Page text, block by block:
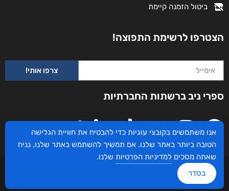
ביטול הזמנה קיימת
הצטרפו לרשימת התפוצה!
צרפו אותי!
ספרי ניב ברשתות החברתיות
עיצוב ובניית האתר: ספרי ניב © כל הזכויות שמורות. בוקסאי טכנולוגיות בע"מ שד אבא
אנו משתמשים בקובצי עוגיות כדי להבטיח את חוויית הגלישה
הטובה ביותר באתר שלנו. אם תמשיך להשתמש באתר שלנו, נניח
שאתה מסכים למדיניות הפרטיות שלנו.
בסדר